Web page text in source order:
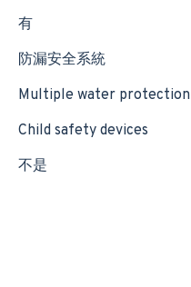
有
防漏安全系統
Multiple water protection
Child safety devices
不是